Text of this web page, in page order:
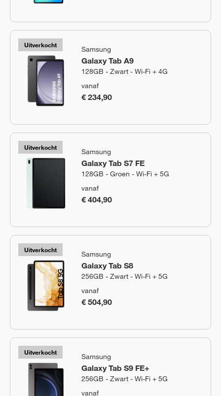
Uitverkocht Samsung
Galaxy Tab A9
128GB - Zwart - Wi-Fi + 4G
vanaf
€ 234,90
Uitverkocht Samsung
Galaxy Tab S7 FE
128GB - Groen - Wi-Fi + 5G
vanaf
€ 404,90
Uitverkocht Samsung
Galaxy Tab S8
256GB - Zwart - Wi-Fi + 5G
vanaf
€ 504,90
Uitverkocht Samsung
Galaxy Tab S9 FE+
256GB - Zwart - Wi-Fi + 5G
vanaf